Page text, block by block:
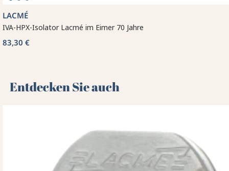
LACMÉ
IVA-HPX-Isolator Lacmé im Eimer 70 Jahre
83,30 €
Entdecken Sie auch 🌻